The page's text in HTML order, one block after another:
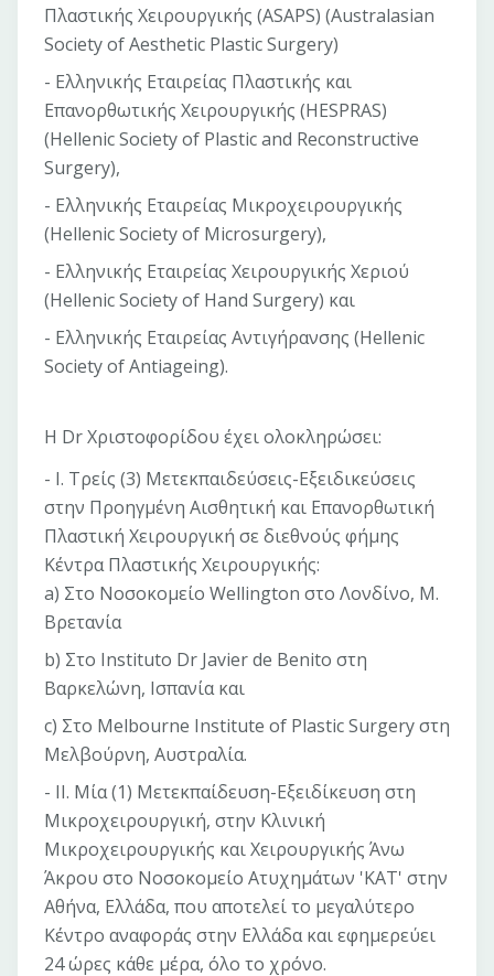
Πλαστικής Χειρουργικής (ASAPS) (Australasian
Society of Aesthetic Plastic Surgery)
- Ελληνικής Εταιρείας Πλαστικής και
Επανορθωτικής Χειρουργικής (HESPRAS)
(Hellenic Society of Plastic and Reconstructive
Surgery),
- Ελληνικής Εταιρείας Μικροχειρουργικής
(Hellenic Society of Microsurgery),
- Ελληνικής Εταιρείας Χειρουργικής Χεριού
(Hellenic Society of Hand Surgery) και
- Ελληνικής Εταιρείας Αντιγήρανσης (Hellenic
Society of Antiageing).
Η Dr Χριστοφορίδου έχει ολοκληρώσει:
- Ι. Τρείς (3) Μετεκπαιδεύσεις-Εξειδικεύσεις
στην Προηγμένη Αισθητική και Επανορθωτική
Πλαστική Χειρουργική σε διεθνούς φήμης
Κέντρα Πλαστικής Χειρουργικής:
a) Στο Νοσοκομείο Wellington στο Λονδίνο, Μ.
Βρετανία
b) Στο Instituto Dr Javier de Benito στη
Βαρκελώνη, Ισπανία και
c) Στο Melbourne Institute of Plastic Surgery στη
Μελβούρνη, Αυστραλία.
- II. Μία (1) Μετεκπαίδευση-Εξειδίκευση στη
Μικροχειρουργική, στην Κλινική
Μικροχειρουργικής και Χειρουργικής Άνω
Άκρου στο Νοσοκομείο Ατυχημάτων 'ΚΑΤ' στην
Αθήνα, Ελλάδα, που αποτελεί το μεγαλύτερο
Κέντρο αναφοράς στην Ελλάδα και εφημερεύει
24 ώρες κάθε μέρα, όλο το χρόνο.